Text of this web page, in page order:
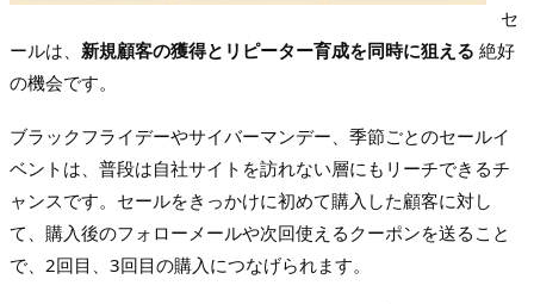
セ
ールは、 新規顧客の獲得とリピーター育成を同時に狙える 絶好
の機会です。
ブラックフライデーやサイバーマンデー、季節ごとのセールイ
ベントは、普段は自社サイトを訪れない層にもリーチできるチ
ャンスです。セールをきっかけに初めて購入した顧客に対し
て、購入後のフォローメールや次回使えるクーポンを送ること
で、2回目、3回目の購入につなげられます。